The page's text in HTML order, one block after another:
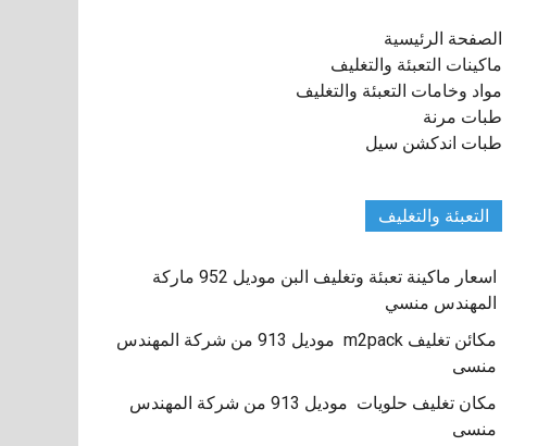
الصفحة الرئيسية
ماكينات التعبئة والتغليف
مواد وخامات التعبئة والتغليف
طبات مرنة
طبات اندكشن سيل
التعبئة والتغليف
اسعار ماكينة تعبئة وتغليف البن موديل 952 ماركة
المهندس منسي
مكائن تغليف m2pack موديل 913 من شركة المهندس
منسى
مكان تغليف حلويات موديل 913 من شركة المهندس
منسى